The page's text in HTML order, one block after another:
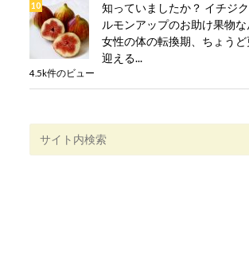
知っていましたか？ イチジ
ルモンアップのお助け果物な
女性の体の転換期、ちょう
迎える...
4.5k件のビュー